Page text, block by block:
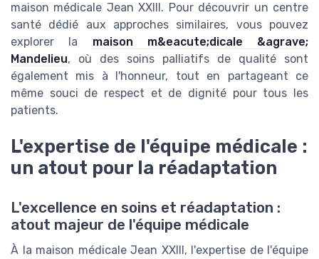
maison médicale Jean XXIII. Pour découvrir un centre
santé dédié aux approches similaires, vous pouvez
explorer la maison m&eacute;dicale &agrave;
Mandelieu, où des soins palliatifs de qualité sont
également mis à l'honneur, tout en partageant ce
même souci de respect et de dignité pour tous les
patients.
L'expertise de l'équipe médicale :
un atout pour la réadaptation
L'excellence en soins et réadaptation :
atout majeur de l'équipe médicale
À la maison médicale Jean XXIII, l'expertise de l'équipe